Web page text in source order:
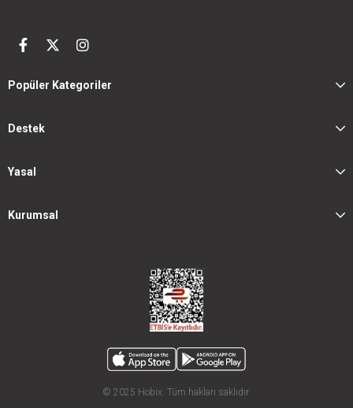
Popüler Kategoriler
Destek
Yasal
Kurumsal
© 2025 Hobix. Tüm hakları saklıdır.